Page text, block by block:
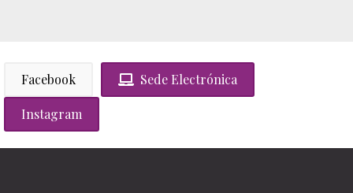
Facebook Sede Electrónica
Instagram